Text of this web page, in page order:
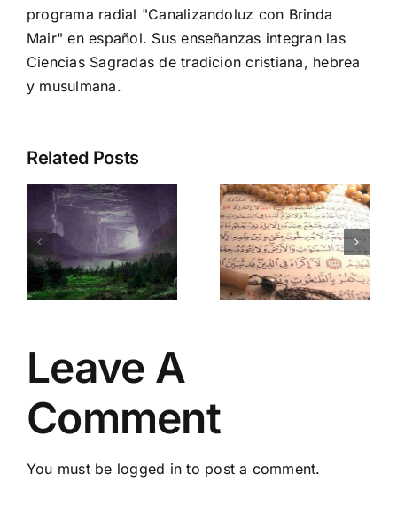
programa radial "Canalizandoluz con Brinda
Mair" en español. Sus enseñanzas integran las
Ciencias Sagradas de tradicion cristiana, hebrea
y musulmana.
Related Posts
Supera
bloqueos y
conectate
con la
Divinidad:
Ciudad
en kin 1
Bajo Sitio
en kin 12:
Sana
karma
Leave A
Comment
You must be logged in to post a comment.